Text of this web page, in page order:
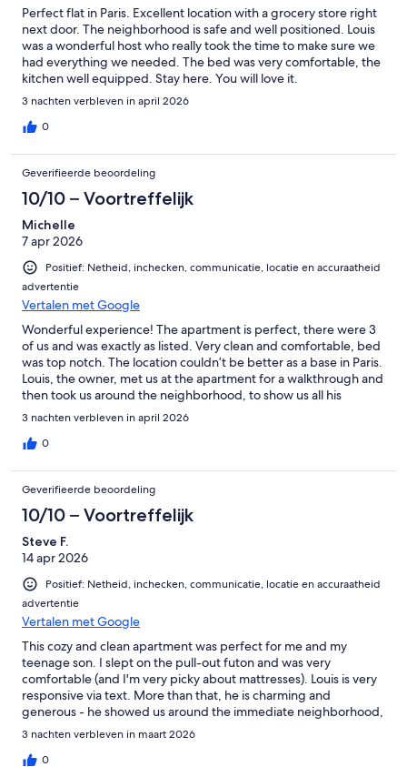
Perfect flat in Paris. Excellent location with a grocery store right
next door. The neighborhood is safe and well positioned. Louis
was a wonderful host who really took the time to make sure we
had everything we needed. The bed was very comfortable, the
kitchen well equipped. Stay here. You will love it.
3 nachten verbleven in april 2026
0
Geverifieerde beoordeling
10/10 – Voortreffelijk
Michelle
7 apr 2026
Positief: Netheid, inchecken, communicatie, locatie en accuraatheid
advertentie
Vertalen met Google
Wonderful experience! The apartment is perfect, there were 3
of us and was exactly as listed. Very clean and comfortable, bed
was top notch. The location couldn’t be better as a base in Paris.
Louis, the owner, met us at the apartment for a walkthrough and
then took us around the neighborhood, to show us all his
favorite spots. It was such a warm welcome to Paris! We also
took him up on his restaurant recommendation and had a
beautiful evening at a nearby brassiere. Hope to stay at Louis’
3 nachten verbleven in april 2026
0
Geverifieerde beoordeling
10/10 – Voortreffelijk
Steve F.
14 apr 2026
Positief: Netheid, inchecken, communicatie, locatie en accuraatheid
advertentie
Vertalen met Google
This cozy and clean apartment was perfect for me and my
teenage son. I slept on the pull-out futon and was very
comfortable (and I'm very picky about mattresses). Louis is very
responsive via text. More than that, he is charming and
generous - he showed us around the immediate neighborhood,
gave several restaurant suggestions, and would certainly have
been happier.
3 nachten verbleven in maart 2026
0